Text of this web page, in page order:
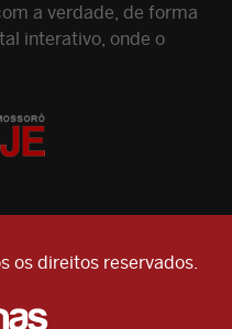
a verdade, de forma
interativo, onde o
os direitos reservados.